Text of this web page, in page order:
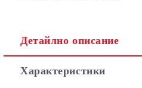
Детайлно описание
Характеристики